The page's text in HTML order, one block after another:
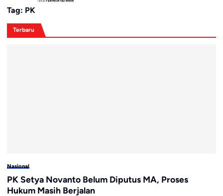
Tag: PK
Terbaru
Nasional
PK Setya Novanto Belum Diputus MA, Proses
Hukum Masih Berjalan